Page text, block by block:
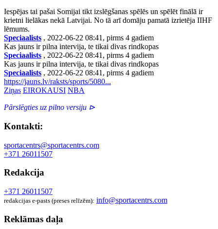
Iespējas tai pašai Somijai tikt izslēgšanas spēlēs un spēlēt finālā ir
krietni lielākas nekā Latvijai. No tā arī domāju pamatā izrietēja IIHF
lēmums.
Speciaalists , 2022-06-22 08:41, pirms 4 gadiem
Kas jauns ir pilna intervija, te tikai divas rindkopas
Speciaalists , 2022-06-22 08:41, pirms 4 gadiem
Kas jauns ir pilna intervija, te tikai divas rindkopas
Speciaalists , 2022-06-22 08:41, pirms 4 gadiem
https://jauns.lv/raksts/sports/5080...
Ziņas EIROKAUSI NBA
Pārslēgties uz pilno versiju ⊳
Kontakti:
sportacentrs@sportacentrs.com
+371 26011507
Redakcija
+371 26011507
redakcijas e-pasts (preses relīzēm): info@sportacentrs.com
Reklāmas daļa